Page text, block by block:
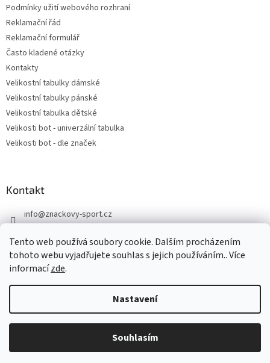
Tento web používá soubory cookie. Dalším procházením
tohoto webu vyjadřujete souhlas s jejich používáním.. Více
informacízde.
Nastavení
Souhlasím
DOVOLENÁ - objednávky přijaté nyní odešleme v pondělí 10.8.
Podmínky užití webového rozhraní
Reklamační řád
Reklamační formulář
Často kladené otázky
Kontakty
Velikostní tabulky dámské
Velikostní tabulky pánské
Velikostní tabulka dětské
Velikosti bot - univerzální tabulka
Velikosti bot - dle značek
Kontakt
info@znackovy-sport.cz
Vytvořil Shoptet
Značkový sport. Všechna práva vyhrazena.